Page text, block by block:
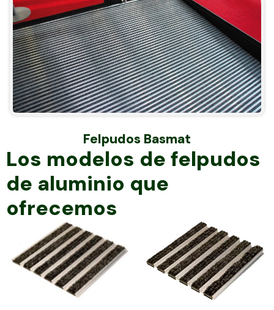
Felpudos Basmat
Los modelos de felpudos
de aluminio que
ofrecemos